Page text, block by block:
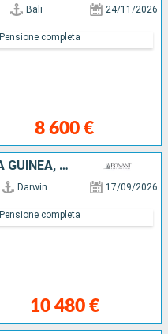
Bali 24/11/2026
8 600 €
Pensione completa
INDONESIA, LA PAPUA NUOVA GUINEA, AUSTRALIA
Darwin 17/09/2026
10 480 €
Pensione completa